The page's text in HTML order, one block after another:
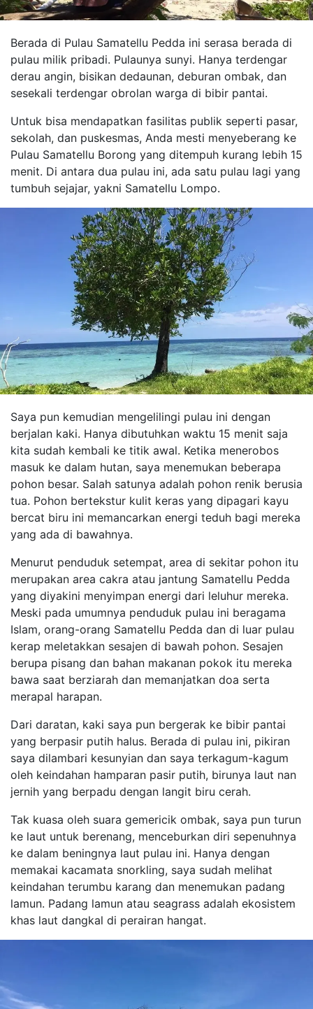
Berada di Pulau Samatellu Pedda ini serasa berada di
pulau milik pribadi. Pulaunya sunyi. Hanya terdengar
derau angin, bisikan dedaunan, deburan ombak, dan
sesekali terdengar obrolan warga di bibir pantai.
Untuk bisa mendapatkan fasilitas publik seperti pasar,
sekolah, dan puskesmas, Anda mesti menyeberang ke
Pulau Samatellu Borong yang ditempuh kurang lebih 15
menit. Di antara dua pulau ini, ada satu pulau lagi yang
tumbuh sejajar, yakni Samatellu Lompo.
Saya pun kemudian mengelilingi pulau ini dengan
berjalan kaki. Hanya dibutuhkan waktu 15 menit saja
kita sudah kembali ke titik awal. Ketika menerobos
masuk ke dalam hutan, saya menemukan beberapa
pohon besar. Salah satunya adalah pohon renik berusia
tua. Pohon bertekstur kulit keras yang dipagari kayu
bercat biru ini memancarkan energi teduh bagi mereka
yang ada di bawahnya.
Menurut penduduk setempat, area di sekitar pohon itu
merupakan area cakra atau jantung Samatellu Pedda
yang diyakini menyimpan energi dari leluhur mereka.
Meski pada umumnya penduduk pulau ini beragama
Islam, orang-orang Samatellu Pedda dan di luar pulau
kerap meletakkan sesajen di bawah pohon. Sesajen
berupa pisang dan bahan makanan pokok itu mereka
bawa saat berziarah dan memanjatkan doa serta
merapal harapan.
Dari daratan, kaki saya pun bergerak ke bibir pantai
yang berpasir putih halus. Berada di pulau ini, pikiran
saya dilambari kesunyian dan saya terkagum-kagum
oleh keindahan hamparan pasir putih, birunya laut nan
jernih yang berpadu dengan langit biru cerah.
Tak kuasa oleh suara gemericik ombak, saya pun turun
ke laut untuk berenang, menceburkan diri sepenuhnya
ke dalam beningnya laut pulau ini. Hanya dengan
memakai kacamata snorkling, saya sudah melihat
keindahan terumbu karang dan menemukan padang
lamun. Padang lamun atau seagrass adalah ekosistem
khas laut dangkal di perairan hangat.